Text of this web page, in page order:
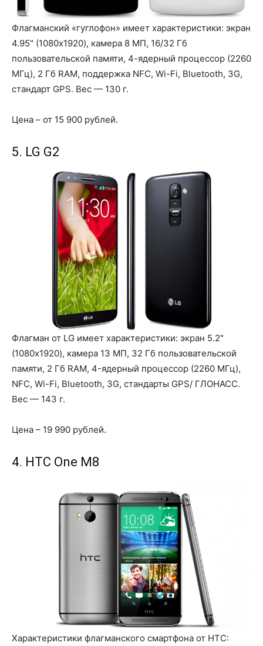
Флагманский «гуглофон» имеет характеристики: экран
4.95" (1080x1920), камера 8 МП, 16/32 Гб
пользовательской памяти, 4-ядерный процессор (2260
МГц), 2 Гб RAM, поддержка NFC, Wi-Fi, Bluetooth, 3G,
стандарт GPS. Вес — 130 г.
Цена – от 15 900 рублей.
5. LG G2
Флагман от LG имеет характеристики: экран 5.2"
(1080x1920), камера 13 МП, 32 Гб пользовательской
памяти, 2 Гб RAM, 4-ядерный процессор (2260 МГц),
NFC, Wi-Fi, Bluetooth, 3G, стандарты GPS/ ГЛОНАСС.
Вес — 143 г.
Цена – 19 990 рублей.
4. HTC One M8
Характеристики флагманского смартфона от HTC: